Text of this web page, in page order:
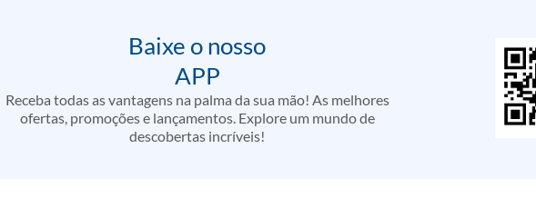
Baixe o nosso
APP
Receba todas as vantagens na palma da sua mão! As melhores
ofertas, promoções e lançamentos. Explore um mundo de
descobertas incríveis!